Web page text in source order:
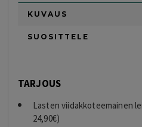
KUVAUS
SUOSITTELE
TARJOUS
Lasten viidakkoteemainen
24,90€)